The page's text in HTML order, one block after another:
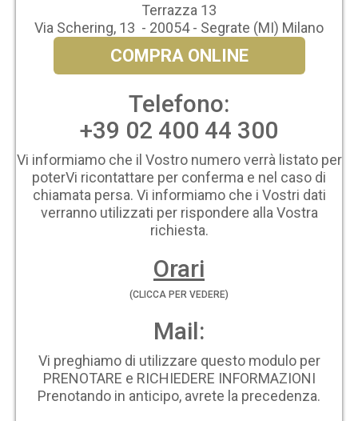
Terrazza 13
Via Schering, 13 - 20054 - Segrate (MI) Milano
COMPRA ONLINE
Telefono:
+39 02 400 44 300
Vi informiamo che il Vostro numero verrà listato per
poterVi ricontattare per conferma e nel caso di
chiamata persa. Vi informiamo che i Vostri dati
verranno utilizzati per rispondere alla Vostra
richiesta.
Orari
(CLICCA PER VEDERE)
Mail:
Vi preghiamo di utilizzare questo modulo per
PRENOTARE e RICHIEDERE INFORMAZIONI
Prenotando in anticipo, avrete la precedenza.